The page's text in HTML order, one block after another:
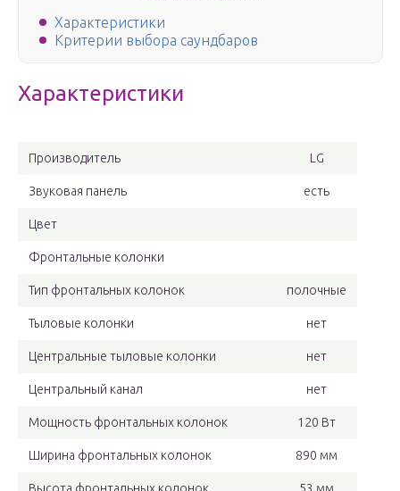
Характеристики
Критерии выбора саундбаров
Характеристики
Производитель LG
Звуковая панель есть
Цвет
Фронтальные колонки
Тип фронтальных колонок полочные
Тыловые колонки нет
Центральные тыловые колонки нет
Центральный канал нет
Мощность фронтальных колонок 120 Вт
Ширина фронтальных колонок 890 мм